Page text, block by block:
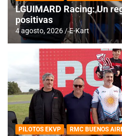
LGUIMARD Racing: Un
positivas
4 agosto, 2026 E-Kart
PILOTOS EKVP RMC BUENOS